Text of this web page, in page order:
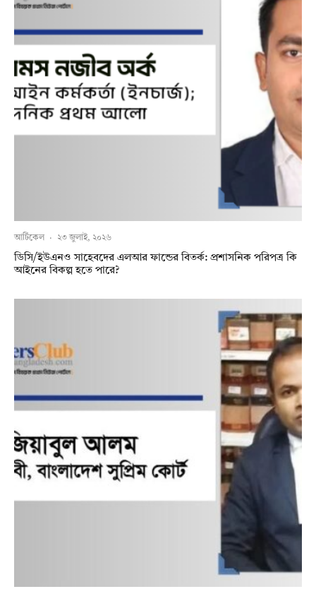
আর্টিকেল · ২৩ জুলাই, ২০২৬
ডিসি/ইউএনও সাহেবদের এলআর ফান্ডের বিতর্ক: প্রশাসনিক পরিপত্র কি
আইনের বিকল্প হতে পারে?